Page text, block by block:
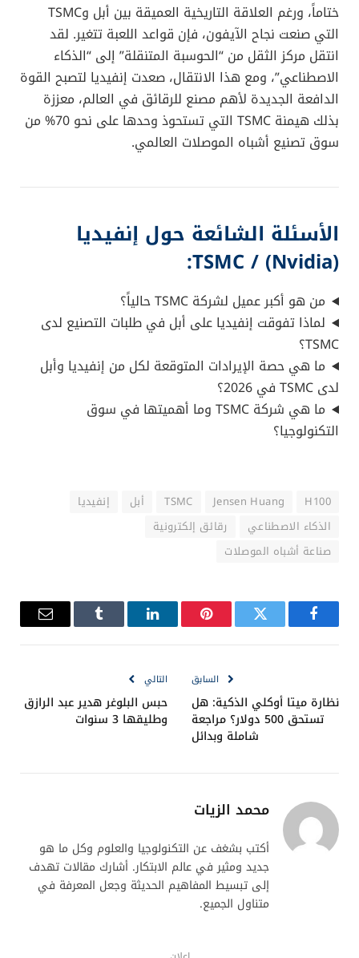
ختاماً، ورغم العلاقة التاريخية العميقة بين أبل وTSMC
التي صنعت نجاح الآيفون، فإن قواعد اللعبة تتغير. لقد
انتقل مركز الثقل من “الحوسبة المتنقلة” إلى “الذكاء
الاصطناعي”، ومع هذا الانتقال، صعدت إنفيديا لتصبح القوة
الدافعة الجديدة لأهم مصنع للرقائق في العالم، معززة
بذلك هيمنة TSMC التي تستحوذ وحدها على نحو 70% من
سوق تصنيع أشباه الموصلات العالمي.
الأسئلة الشائعة حول إنفيديا
(Nvidia) / TSMC:
من هو أكبر عميل لشركة TSMC حالياً؟
لماذا تفوقت إنفيديا على أبل في طلبات التصنيع لدى
TSMC؟
ما هي حصة الإيرادات المتوقعة لكل من إنفيديا وأبل
لدى TSMC في 2026؟
ما هي شركة TSMC وما أهميتها في سوق
التكنولوجيا؟
H100
Jensen Huang
TSMC أبل
إنفيديا
الذكاء الاصطناعي
رقائق إلكترونية
صناعة أشباه الموصلات
فيسبوك تويتر بينتيريستلينكدإن Tumblr
البريد
السابق
نظارة ميتا أوكلي الذكية: هل
تستحق 500 دولار؟ مراجعة
شاملة وبدائل
التالي
حبس البلوغر هدير عبد الرازق
وطليقها 3 سنوات
محمد الزيات
أكتب بشغف عن التكنولوجيا والعلوم وكل ما هو
جديد ومثير في عالم الابتكار. أشارك مقالات تهدف
إلى تبسيط المفاهيم الحديثة وجعل المعرفة في
متناول الجميع.